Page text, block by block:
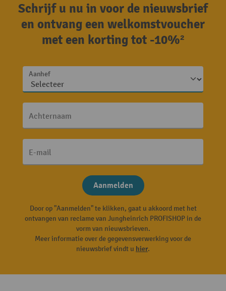
Schrijf u nu in voor de nieuwsbrief
en ontvang een welkomstvoucher
met een korting tot -10%²
Aanhef
Achternaam
E-mail
Aanmelden
Door op "Aanmelden" te klikken, gaat u akkoord met het
ontvangen van reclame van Jungheinrich PROFISHOP in de
vorm van nieuwsbrieven.
Meer informatie over de gegevensverwerking voor de
nieuwsbrief vindt u hier.